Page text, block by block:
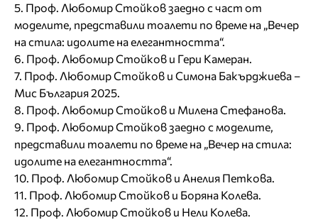
5. Проф. Любомир Стойков заедно с част от
моделите, представили тоалети по време на „Вечер
на стила: идолите на елегантността“.
6. Проф. Любомир Стойков и Гери Камеран.
7. Проф. Любомир Стойков и Симона Бакърджиева –
Мис България 2025.
8. Проф. Любомир Стойков и Милена Стефанова.
9. Проф. Любомир Стойков заедно с моделите,
представили тоалети по време на „Вечер на стила:
идолите на елегантността“.
10. Проф. Любомир Стойков и Анелия Петкова.
11. Проф. Любомир Стойков и Боряна Колева.
12. Проф. Любомир Стойков и Нели Колева.